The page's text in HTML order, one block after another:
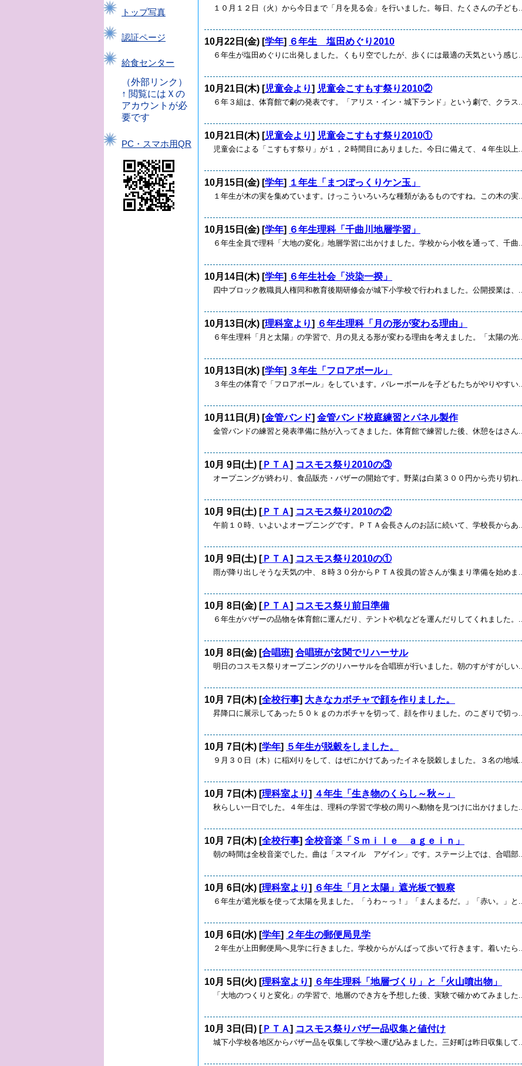
トップ写真
認証ページ
給食センター
（外部リンク）
↑ 閲覧にはＸの
アカウントが必
要です
PC・スマホ用QR
１０月１２日（火）から今日まで「月を見る会」を行いました。毎日、たくさんの子ども...
10月22日(金) [学年] ６年生 塩田めぐり2010
６年生が塩田めぐりに出発しました。くもり空でしたが、歩くには最適の天気という感じ...
10月21日(木) [児童会より] 児童会こすもす祭り2010②
６年３組は、体育館で劇の発表です。「アリス・イン・城下ランド」という劇で、クラス...
10月21日(木) [児童会より] 児童会こすもす祭り2010①
児童会による「こすもす祭り」が１，２時間目にありました。今日に備えて、４年生以上...
10月15日(金) [学年] １年生「まつぼっくりケン玉」
１年生が木の実を集めています。けっこういろいろな種類があるものですね。この木の実...
10月15日(金) [学年] ６年生理科「千曲川地層学習」
６年生全員で理科「大地の変化」地層学習に出かけました。学校から小牧を通って、千曲...
10月14日(木) [学年] ６年生社会「渋染一揆」
四中ブロック教職員人権同和教育後期研修会が城下小学校で行われました。公開授業は、...
10月13日(水) [理科室より] ６年生理科「月の形が変わる理由」
６年生理科「月と太陽」の学習で、月の見える形が変わる理由を考えました。「太陽の光...
10月13日(水) [学年] ３年生「フロアボール」
３年生の体育で「フロアボール」をしています。バレーボールを子どもたちがやりやすい...
10月11日(月) [金管バンド] 金管バンド校庭練習とパネル製作
金管バンドの練習と発表準備に熱が入ってきました。体育館で練習した後、休憩をはさん...
10月 9日(土) [ＰＴＡ] コスモス祭り2010の③
オープニングが終わり、食品販売・バザーの開始です。野菜は白菜３００円から売り切れ...
10月 9日(土) [ＰＴＡ] コスモス祭り2010の②
午前１０時、いよいよオープニングです。ＰＴＡ会長さんのお話に続いて、学校長からあ...
10月 9日(土) [ＰＴＡ] コスモス祭り2010の①
雨が降り出しそうな天気の中、８時３０分からＰＴＡ役員の皆さんが集まり準備を始めま...
10月 8日(金) [ＰＴＡ] コスモス祭り前日準備
６年生がバザーの品物を体育館に運んだり、テントや机などを運んだりしてくれました。...
10月 8日(金) [合唱班] 合唱班が玄関でリハーサル
明日のコスモス祭りオープニングのリハーサルを合唱班が行いました。朝のすがすがしい...
10月 7日(木) [全校行事] 大きなカボチャで顔を作りました。
昇降口に展示してあった５０ｋｇのカボチャを切って、顔を作りました。のこぎりで切っ...
10月 7日(木) [学年] ５年生が脱穀をしました。
９月３０日（木）に稲刈りをして、はぜにかけてあったイネを脱穀しました。３名の地域...
10月 7日(木) [理科室より] ４年生「生き物のくらし～秋～」
秋らしい一日でした。４年生は、理科の学習で学校の周りへ動物を見つけに出かけました...
10月 7日(木) [全校行事] 全校音楽「Ｓｍｉｌｅ ａｇｅｉｎ」
朝の時間は全校音楽でした。曲は「スマイル アゲイン」です。ステージ上では、合唱部...
10月 6日(水) [理科室より] ６年生「月と太陽」遮光板で観察
６年生が遮光板を使って太陽を見ました。「うわ～っ！」「まんまるだ。」「赤い。」と...
10月 6日(水) [学年] ２年生の郵便局見学
２年生が上田郵便局へ見学に行きました。学校からがんばって歩いて行きます。着いたら...
10月 5日(火) [理科室より] ６年生理科「地層づくり」と「火山噴出物」
「大地のつくりと変化」の学習で、地層のでき方を予想した後、実験で確かめてみました...
10月 3日(日) [ＰＴＡ] コスモス祭りバザー品収集と値付け
城下小学校各地区からバザー品を収集して学校へ運び込みました。三好町は昨日収集して...